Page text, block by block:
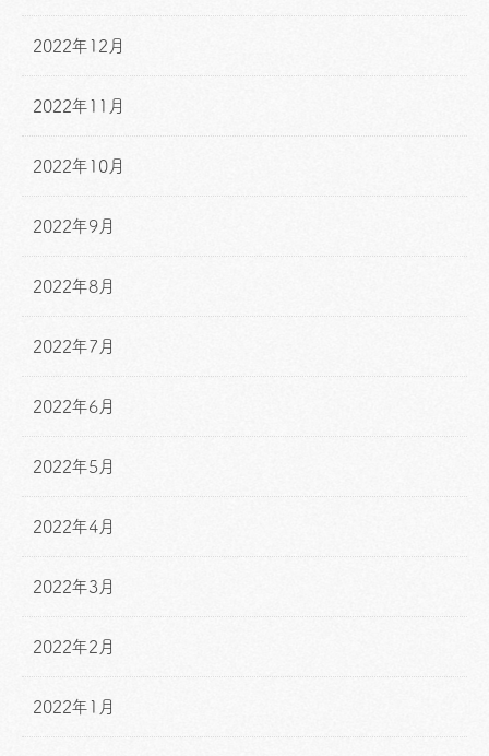
2022年12月
2022年11月
2022年10月
2022年9月
2022年8月
2022年7月
2022年6月
2022年5月
2022年4月
2022年3月
2022年2月
2022年1月